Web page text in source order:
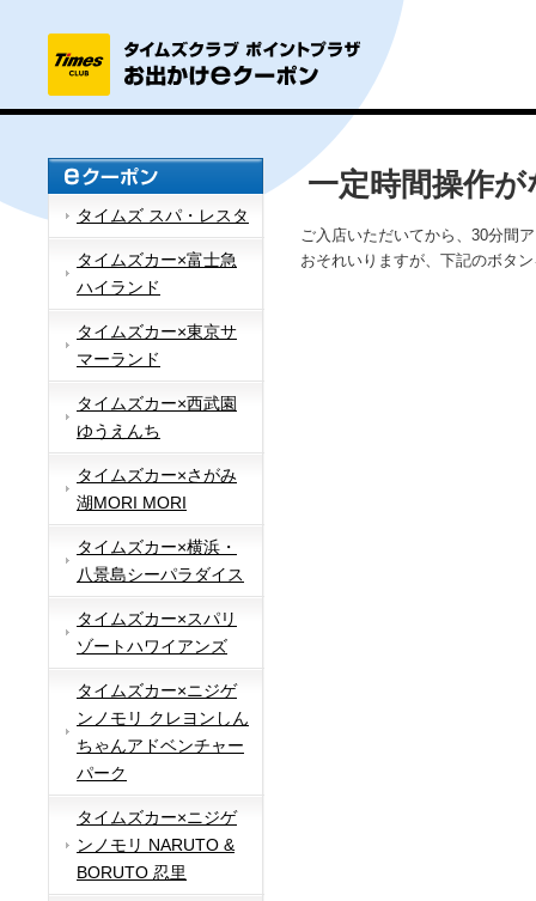
タイムズ スパ・レスタ
タイムズカー×富士急
ハイランド
タイムズカー×東京サ
マーランド
タイムズカー×西武園
ゆうえんち
タイムズカー×さがみ
湖MORI MORI
タイムズカー×横浜・
八景島シーパラダイス
タイムズカー×スパリ
ゾートハワイアンズ
タイムズカー×ニジゲ
ンノモリ クレヨンしん
ちゃんアドベンチャー
パーク
タイムズカー×ニジゲ
ンノモリ NARUTO &
BORUTO 忍里
一定時間操作
ご入店いただいてから、30分間
おそれいりますが、下記のボタ